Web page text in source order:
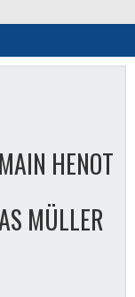
HENOT
MÜLLER